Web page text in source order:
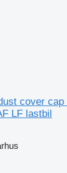
cover
LF lastbil